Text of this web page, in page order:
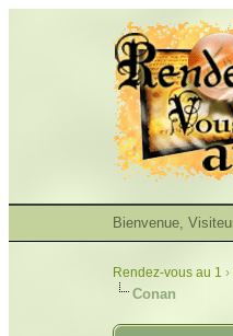
Bienvenue,
Rendez-vous au 1 ›
Conan